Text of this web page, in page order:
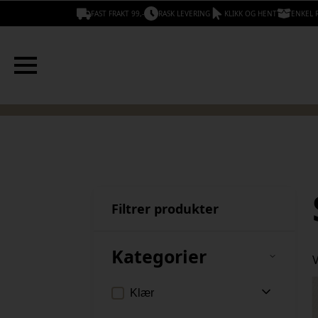
FAST FRAKT 99,- RASK LEVERING KLIKK OG HENT ENKEL
Filtrer produkter
Kategorier
Klær